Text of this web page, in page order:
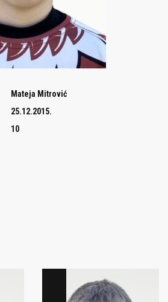
Mateja Mitrović
25.12.2015.
10